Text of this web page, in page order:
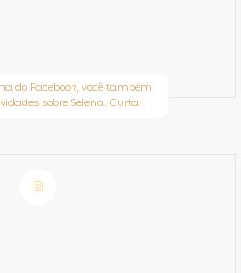
do Facebook, você também
sobre Selena. Curta!